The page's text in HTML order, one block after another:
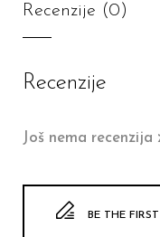
Recenzije (0)
Recenzije
Još nema
BE THE